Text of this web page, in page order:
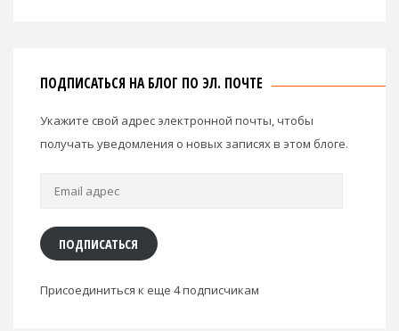
ПОДПИСАТЬСЯ НА БЛОГ ПО ЭЛ. ПОЧТЕ
Укажите свой адрес электронной почты, чтобы
получать уведомления о новых записях в этом блоге.
Email
ПОДПИСАТЬСЯ
Присоединиться к еще 4 подписчикам